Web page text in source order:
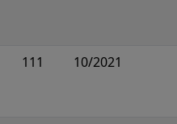
111 10/2021